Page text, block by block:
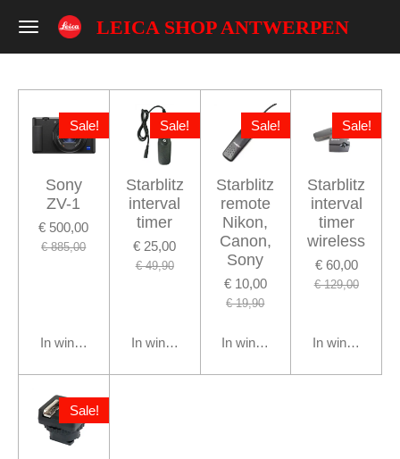
Ga
de
hoofdinhoud
LEICA SHOP ANTWERPEN
Sale!
Sony
ZV-1
€ 500,00
€ 885,00
In winkelwagen
Sale!
Starblitz
interval
timer
€ 25,00
€ 49,90
In winkelwagen
Sale!
Starblitz
remote
Nikon,
Canon,
Sony
€ 10,00
€ 19,90
In winkelwagen
Sale!
Starblitz
interval
timer
wireless
€ 60,00
€ 129,00
In
Sale!